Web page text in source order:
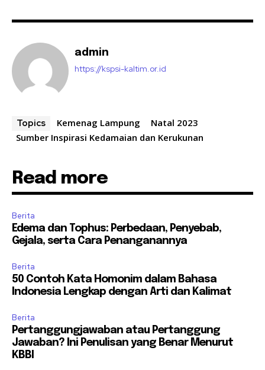
admin
https://kspsi-kaltim.or.id
Topics Kemenag Lampung
Natal 2023
Sumber Inspirasi Kedamaian dan Kerukunan
Read more
Berita
Edema dan Tophus: Perbedaan, Penyebab,
Gejala, serta Cara Penanganannya
Berita
50 Contoh Kata Homonim dalam Bahasa
Indonesia Lengkap dengan Arti dan Kalimat
Berita
Pertanggungjawaban atau Pertanggung
Jawaban? Ini Penulisan yang Benar Menurut
KBBI